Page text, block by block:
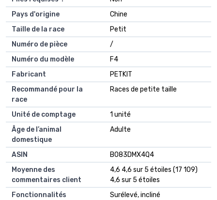
Pays d'origine
Chine
Taille de la race
Petit
Numéro de pièce
/
Numéro du modèle
F4
Fabricant
PETKIT
Recommandé pour la
race
Races de petite taille
Unité de comptage
1 unité
Âge de l’animal
domestique
Adulte
ASIN
B083DMX4Q4
Moyenne des
commentaires client
4,6 4,6 sur 5 étoiles (17 109)
4,6 sur 5 étoiles
Fonctionnalités
Surélevé, incliné